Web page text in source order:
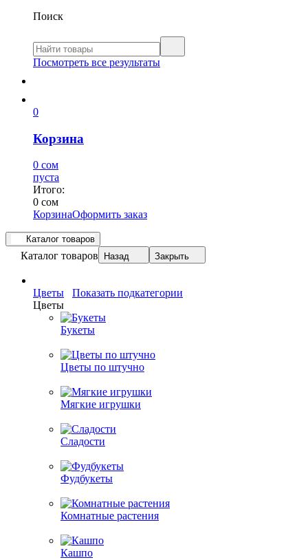
Поиск
Посмотреть все результаты
0
Корзина
0 сом
пуста
Итого:
0 сом
КорзинаОформить заказ
Каталог товаров
Каталог товаров Назад Закрыть
Цветы
Показать подкатегории
Цветы
Букеты
Цветы по штучно
Мягкие игрушки
Сладости
Фудбукеты
Комнатные растения
Кашпо